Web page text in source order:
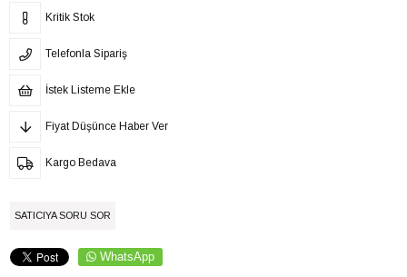
Kritik Stok
Telefonla Sipariş
İstek Listeme Ekle
Fiyat Düşünce Haber Ver
Kargo Bedava
SATICIYA SORU SOR
WhatsApp